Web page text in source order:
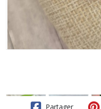
Partager